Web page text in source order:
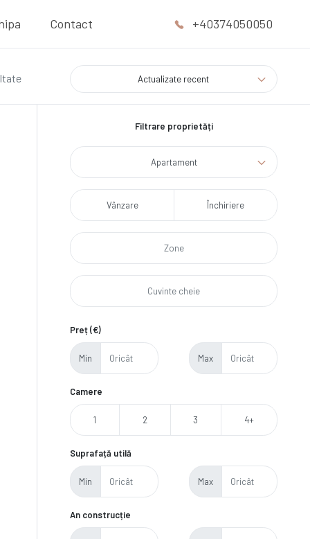
Contact +40374050050
Actualizate recent
Filtrare proprietăți
Apartament
Vânzare Închiriere
Preț (€)
Min Max
Camere
1 2 3 4+
Suprafață utilă
Min Max
An construcție